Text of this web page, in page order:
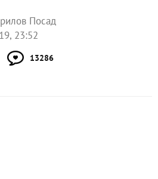
Посад
23:52
13286